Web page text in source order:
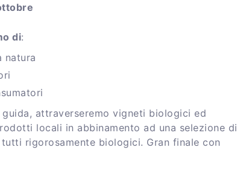
di:
natura
attraverseremo vigneti biologici ed
locali in abbinamento ad una selezione di
rigorosamente biologici. Gran finale con